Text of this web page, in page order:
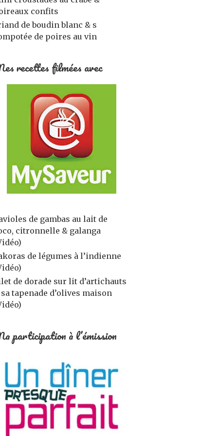
confits
de boudin blanc & s
de poires au vin
recettes filmées avec
de gambas au lait de
citronnelle & galanga
de légumes à l’indienne
de dorade sur lit d’artichauts
sa tapenade d’olives maison
participation à l’émission